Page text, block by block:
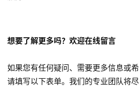
e
优
化
想要了解更多吗？欢迎在线留言
如果您有任何疑问、需要更多信息或希
请填写以下表单。我们的专业团队将